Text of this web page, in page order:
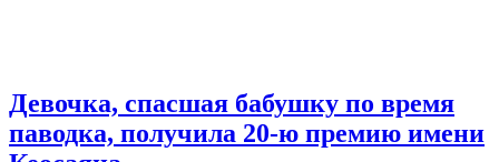
Девочка, спасшая бабушку по время
паводка, получила 20-ю премию имени